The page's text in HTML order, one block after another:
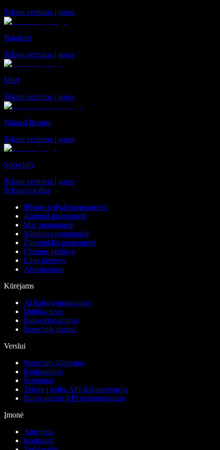
Teksto vertimas į garsą
Narakeet
Teksto vertimas į garsą
Murf
Teksto vertimas į garsą
Natural Reader
Teksto vertimas į garsą
Speechify
Teksto vertimas į garsą
Tekstas į kalbą
iPhone ir iPad programėlės
Android programėlė
Mac programėlė
Windows programėlė
Žiniatinklio programėlė
Chrome plėtinys
Edge plėtinys
Atsisiuntimai
Kūrėjams
AI balsų generavimas
Dubliavimas
Balso klonavimas
Speechify darbui
Verslui
Speechify kūrėjams
Komandoms
Švietimui
Teksto į kalbą API dokumentacija
Balso agentų API dokumentacija
Įmonė
Apie mus
Kontaktai